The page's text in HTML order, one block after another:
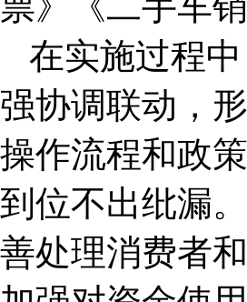
在实施过程
强协调联动，
操作流程和政
到位不出纰漏
善处理消费者